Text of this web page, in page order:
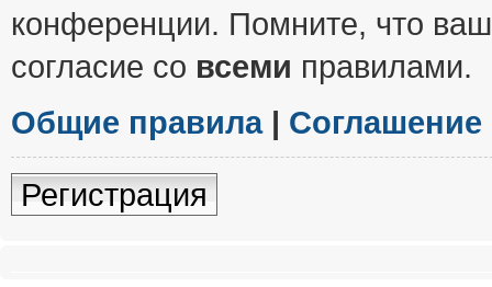
конференции. Помните, что
согласие со всеми правилами.
Общие правила|
Регистрация